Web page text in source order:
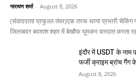
नारायण शर्मा - August 8, 2026
(संवाददाता प्रफुल्ल तंवर)एक तरफ थाना प्रभारी
जिलाबदर बदमाश शहर में बेखौफ घूमकर वारदात करता
इंदौर में USDT के नाम
फर्जी क्राइम ब्रांच गैंग
August 8, 2026